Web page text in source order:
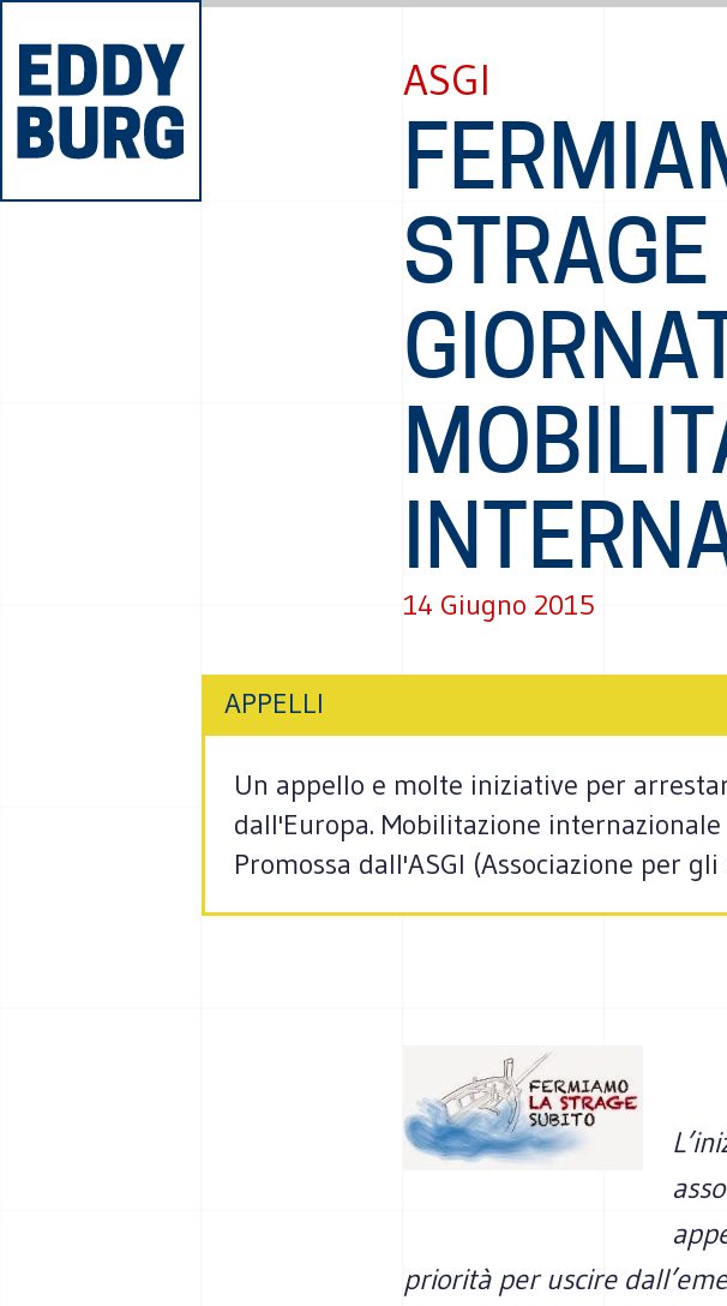
ASGI
14 Giugno 2015
APPELLI
Un appello e molte iniziative per
dall'Europa. Mobilitazione
Promossa dall'ASGI (Associazione per
priorità per uscire